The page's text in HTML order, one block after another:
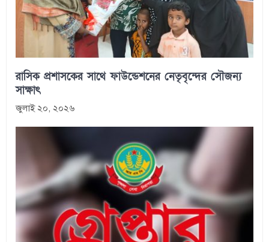
রাসিক প্রশাসকের সাথে ফাউন্ডেশনের নেতৃবৃন্দের সৌজন্য
সাক্ষাৎ
জুলাই ২০, ২০২৬